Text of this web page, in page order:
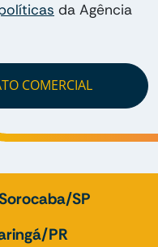
da Agência
COMERCIAL
SP
PR